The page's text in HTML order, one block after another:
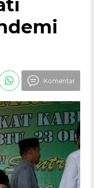
Komentar